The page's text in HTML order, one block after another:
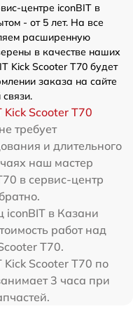
центре iconBIT в
- от 5 лет. На все
расширенную
в качестве наших
Kick Scooter T70 будет
заказа на сайте
Scooter T70
требует
и длительного
наш мастер
в сервис-центр
iconBIT в Казани
работ над
T70.
Scooter T70 по
3 часа при